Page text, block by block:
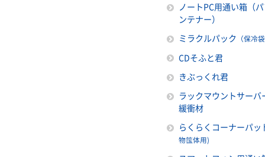
ノートPC用通い箱（
ンテナー）
ミラクルパック （保冷袋
CDそふと君
きぶっくれ君
ラックマウントサーバ
緩衝材
らくらくコーナーパッ
物筺体用)